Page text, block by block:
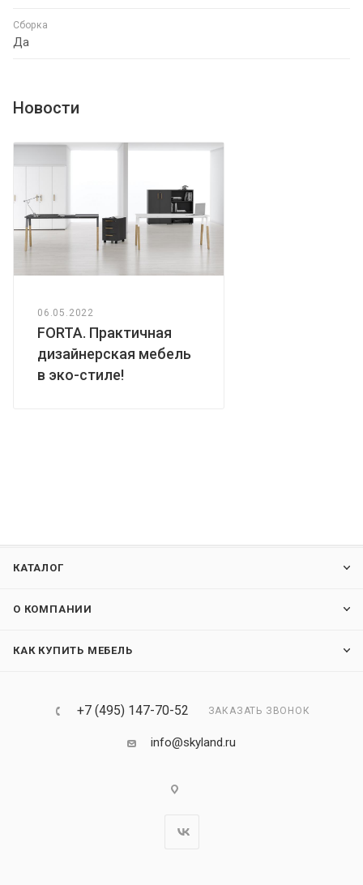
Сборка
Да
Новости
06.05.2022
FORTA. Практичная
дизайнерская мебель
в эко-стиле!
КАТАЛОГ
О КОМПАНИИ
КАК КУПИТЬ МЕБЕЛЬ
+7 (495) 147-70-52 ЗАКАЗАТЬ ЗВОНОК
info@skyland.ru